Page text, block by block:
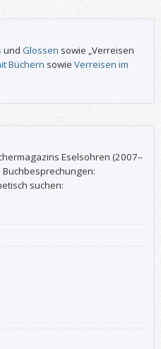
und Glossen sowie „Verreisen
Büchern sowie Verreisen im
Eselsohren (2007–
suchen: